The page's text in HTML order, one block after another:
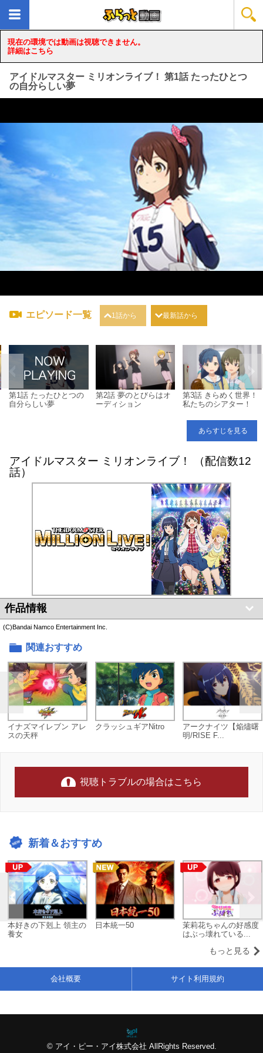
現在の環境では動画は視聴できません。
詳細はこちら
アイドルマスター ミリオンライブ！ 第1話 たったひとつ
の自分らしい夢
loading...
エピソード一覧 1話から 最新話から
第1話 たったひとつの
自分らしい夢
第2話 夢のとびらはオ
ーディション
第3話 きらめく世界！
私たちのシアター！
あらすじを見る
アイドルマスター ミリオンライブ！ （配信数12
話）
作品情報
(C)Bandai Namco Entertainment Inc.
関連おすすめ
イナズマイレブン アレ
スの天秤
クラッシュギアNitro
アークナイツ【焔燼曙
明/RISE F...
視聴トラブルの場合はこちら
新着＆おすすめ
本好きの下剋上 領主の
養女
日本統一50
茉莉花ちゃんの好感度
はぶっ壊れている...
もっと見る
© アイ・ピー・アイ株式会社 AllRights Reserved.
会社概要 サイト利用規約